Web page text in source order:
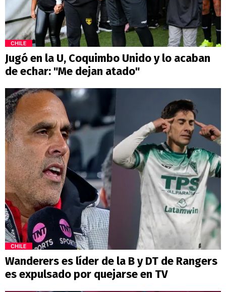
CHILE
Jugó en la U, Coquimbo Unido y lo acaban
de echar: "Me dejan atado"
CHILE
Wanderers es líder de la B y DT de Rangers
es expulsado por quejarse en TV